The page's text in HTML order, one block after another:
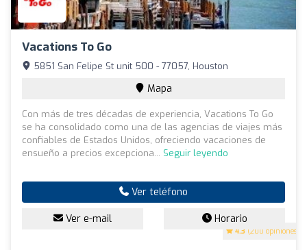
Vacations To Go
4.3 (200 opiniones)
5851 San Felipe St unit 500 - 77057, Houston
Mapa
Con más de tres décadas de experiencia, Vacations To Go
se ha consolidado como una de las agencias de viajes más
confiables de Estados Unidos, ofreciendo vacaciones de
ensueño a precios excepciona... Seguir leyendo
Ver teléfono
Ver e-mail Horario